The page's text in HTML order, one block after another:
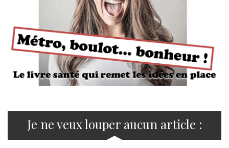
Je ne veux louper aucun article :